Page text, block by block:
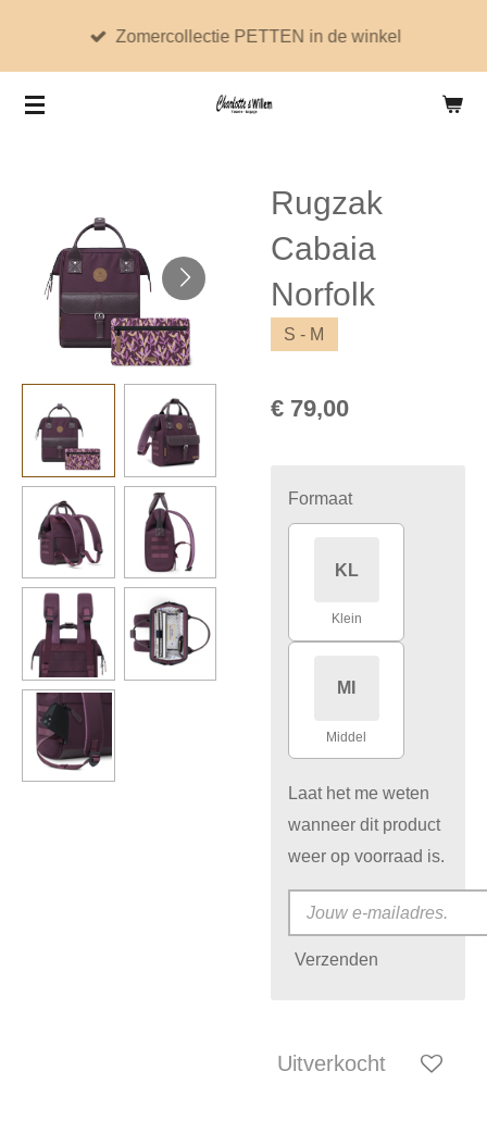
de
Zomercollectie PETTEN in de winkel
Rugzak
Cabaia
Norfolk
S - M
€ 79,00
Formaat
KL
Klein
MI
Middel
Laat het me weten
wanneer dit product
weer op voorraad is.
Verzenden
Uitverkocht